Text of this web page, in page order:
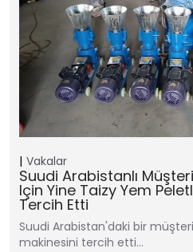
Vakalar
Suudi Arabistanlı
Için Yine Taizy Yem
Tercih Etti
Suudi Arabistan'daki bir
makinesini tercih etti…